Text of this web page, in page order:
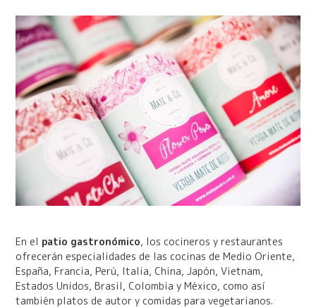
En el patio gastronómico, los cocineros y restaurantes
ofrecerán especialidades de las cocinas de Medio Oriente,
España, Francia, Perú, Italia, China, Japón, Vietnam,
Estados Unidos, Brasil, Colombia y México, como así
también platos de autor y comidas para vegetarianos.